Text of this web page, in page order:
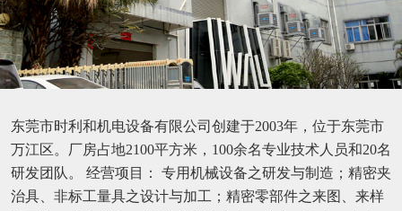
东莞市时利和机电设备有限公司创建于2003年，位于东莞市
万江区。厂房占地2100平方米，100余名专业技术人员和20名
研发团队。 经营项目： 专用机械设备之研发与制造；精密夹
治具、非标工量具之设计与加工；精密零部件之来图、来样